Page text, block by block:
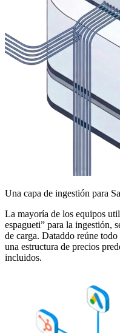
Una capa de ingestión para
La mayoría de los equipos
espagueti” para la ingestión,
de carga. Dataddo reúne
una estructura de precios
incluidos.